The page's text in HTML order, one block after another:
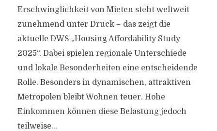
Erschwinglichkeit von Mieten steht weltweit
zunehmend unter Druck – das zeigt die
aktuelle DWS „Housing Affordability Study
2025“. Dabei spielen regionale Unterschiede
und lokale Besonderheiten eine entscheidende
Rolle. Besonders in dynamischen, attraktiven
Metropolen bleibt Wohnen teuer. Hohe
Einkommen können diese Belastung jedoch
teilweise...